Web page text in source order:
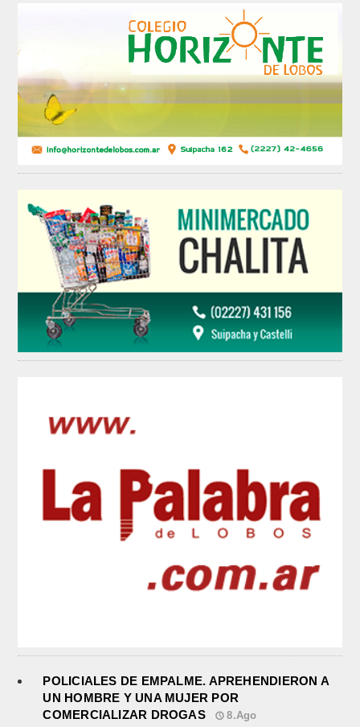
POLICIALES DE EMPALME. APREHENDIERON A
UN HOMBRE Y UNA MUJER POR
COMERCIALIZAR DROGAS
8.Ago